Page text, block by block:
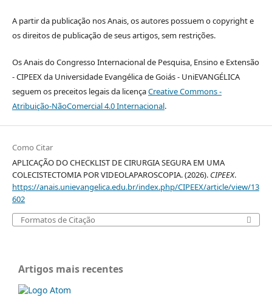
A partir da publicação nos Anais, os autores possuem o copyright e
os direitos de publicação de seus artigos, sem restrições.
Os Anais do Congresso Internacional de Pesquisa, Ensino e Extensão
- CIPEEX da Universidade Evangélica de Goiás - UniEVANGÉLICA
seguem os preceitos legais da licençaCreative Commons -
Atribuição-NãoComercial 4.0 Internacional.
Como Citar
APLICAÇÃO DO CHECKLIST DE CIRURGIA SEGURA EM UMA
COLECISTECTOMIA POR VIDEOLAPAROSCOPIA. (2026). CIPEEX.
https://anais.unievangelica.edu.br/index.php/CIPEEX/article/view/13
602
Formatos de Citação
Artigos mais recentes